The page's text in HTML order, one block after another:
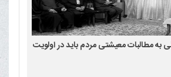
به مطالبات معیشتی مردم باید در اولویت